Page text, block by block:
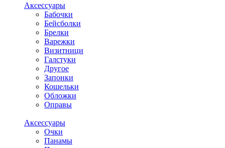
Аксессуары
Бабочки
Бейсболки
Брелки
Варежки
Визитници
Галстуки
Другое
Запонки
Кошельки
Обложки
Оправы
Аксессуары
Очки
Панамы